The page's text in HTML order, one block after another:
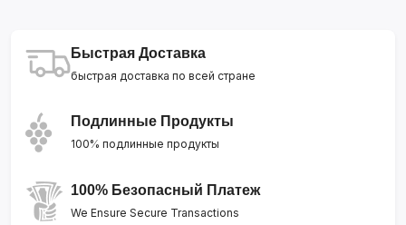
Быстрая Доставка
быстрая доставка по всей стране
Подлинные Продукты
100% подлинные продукты
100% Безопасный Платеж
We Ensure Secure Transactions